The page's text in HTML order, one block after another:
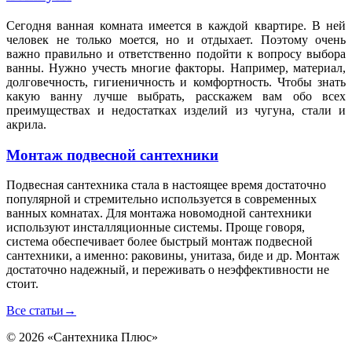
Сегодня ванная комната имеется в каждой квартире. В ней
человек не только моется, но и отдыхает. Поэтому очень
важно правильно и ответственно подойти к вопросу выбора
ванны. Нужно учесть многие факторы. Например, материал,
долговечность, гигиеничность и комфортность. Чтобы знать
какую ванну лучше выбрать, расскажем вам обо всех
преимуществах и недостатках изделий из чугуна, стали и
акрила.
Монтаж подвесной сантехники
Подвесная сантехника стала в настоящее время достаточно
популярной и стремительно используется в современных
ванных комнатах. Для монтажа новомодной сантехники
используют инсталляционные системы. Проще говоря,
система обеспечивает более быстрый монтаж подвесной
сантехники, а именно: раковины, унитаза, биде и др. Монтаж
достаточно надежный, и переживать о неэффективности не
стоит.
Все статьи →
© 2026 «Сантехника Плюс»